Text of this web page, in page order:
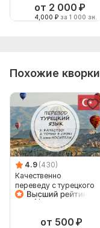
от 2 000 ₽
4,000 ₽ за 1 000 зн.
Похожие кворки
4.9 (430)
Качественно
переведу с турецкого
и на турецкий
от 500 ₽